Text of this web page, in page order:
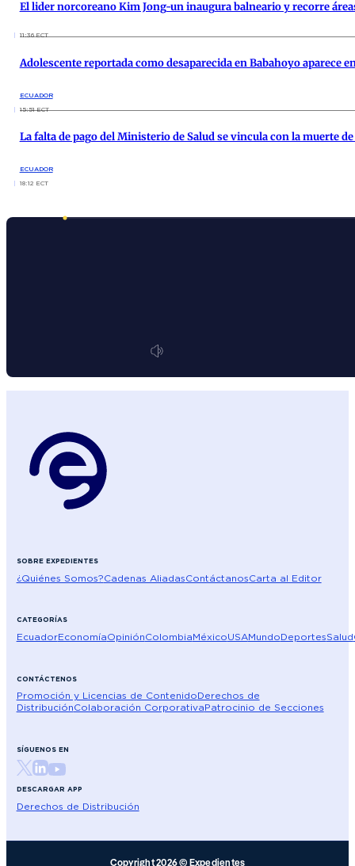
El lider norcoreano Kim Jong-un inaugura balneario y recorre
11:36 ECT
Adolescente reportada como desaparecida en Babahoyo aparece
ECUADOR
15:51 ECT
La falta de pago del Ministerio de Salud se vincula con la muerte
ECUADOR
18:12 ECT
SOBRE EXPEDIENTES
¿Quiénes Somos?Cadenas AliadasContáctanosCarta al Editor
CATEGORÍAS
EcuadorEconomíaOpiniónColombiaMéxicoUSAMundoDeportesSalud
CONTÁCTENOS
Promoción y Licencias de ContenidoDerechos de
DistribuciónColaboración CorporativaPatrocinio de Secciones
SÍGUENOS EN
DESCARGAR APP
Derechos de Distribución
Copyright 2026 © Expedientes